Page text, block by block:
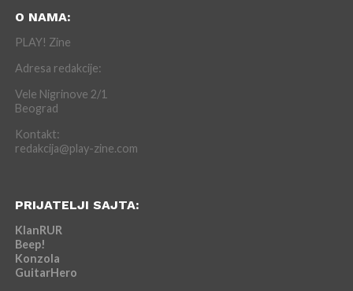
O NAMA:
PLAY! Zine
Adresa redakcije:
Vele Nigrinove 2/1
Beograd
Kontakt:
redakcija@play-zine.com
PRIJATELJI SAJTA:
KlanRUR
Beep!
Konzola
GuitarHero